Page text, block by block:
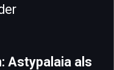
Astypalaia als